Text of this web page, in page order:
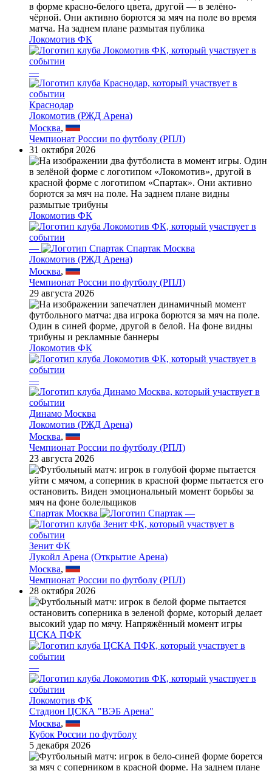
Локомотив ФК
—
Краснодар
Локомотив (РЖД Арена)
Москва,
Чемпионат России по футболу (РПЛ)
31 октября 2026
Локомотив ФК
—
Спартак Москва
Локомотив (РЖД Арена)
Москва,
Чемпионат России по футболу (РПЛ)
29 августа 2026
Локомотив ФК
—
Динамо Москва
Локомотив (РЖД Арена)
Москва,
Чемпионат России по футболу (РПЛ)
23 августа 2026
Спартак Москва —
Зенит ФК
Лукойл Арена (Открытие Арена)
Москва,
Чемпионат России по футболу (РПЛ)
28 октября 2026
ЦСКА ПФК
—
Локомотив ФК
Стадион ЦСКА "ВЭБ Арена"
Москва,
Кубок России по футболу
5 декабря 2026